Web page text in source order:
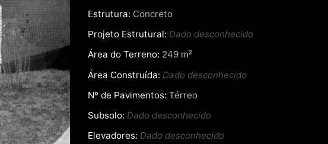
Estrutura: Concreto
Projeto Estrutural: Dado desconhecido
Área do Terreno: 249 m²
Área Construída: Dado desconhecido
Nº de Pavimentos: Térreo
Subsolo: Dado desconhecido
Elevadores: Dado desconhecido